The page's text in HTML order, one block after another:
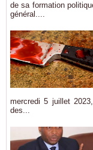
de sa formation
général....
mercredi 5 juillet
des...